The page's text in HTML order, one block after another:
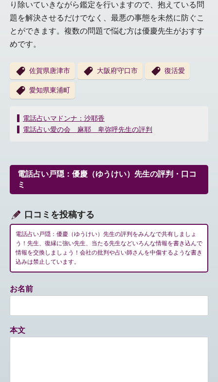
り除いていきながら鑑定を行いますので、抱えている問
題を解決させるだけでなく、最悪の事態を未然に防ぐこ
とができます。複数の問題で悩む方は優慶先生がおすす
めです。
佐賀県唐津市 大阪府守口市 復活愛
愛知県東浦町
投
稿
ー
シ
ョ
電話占いマドンナ：沙耶香
電話占い愛の会 麻耶 卑弥呼先生の評判
電話占い戸隠：優慶（ゆうけい）先生の評判・口コ
ミ
口コミを投稿する
電話占い戸隠：優慶（ゆうけい）先生の評判をみんなで共有しましょ
う！先生、復縁に強い先生、当たる先生などいろんな情報を書き込んで
情報を交換しましょう！会社の批判や占い師さんを中傷するような書き
込みは禁止しています。
お名前
本文